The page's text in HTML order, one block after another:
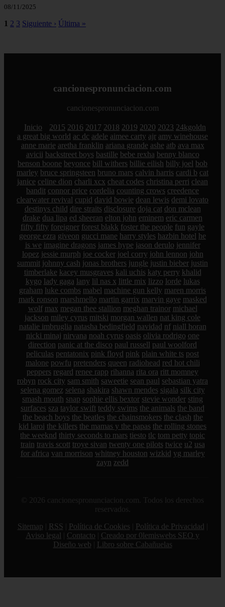
08/11/2025
1 2 3 Siguiente › Última »
cancionespronunciacion.com
cancionespronunciacion.com
Inicio 2015 2016 2017 2018 2019 2020 2023 24kgoldn
a great big world ac dc adele aimee carty ajr amy winehouse
anne marie aretha franklin ariana grande ashe atb ava max
avicii backstreet boys bastille bebe rexha benny blanco
benson boone beyonce bill withers billie eilish billy joel bob
marley bruce springsteen bruno mars calvin harris cardi b cat
janice celine dion charli xcx cheat codes christina perri clean
bandit connor price cordelia counting crows creedence
clearwater revival cupid david bowie dean lewis demi lovato
destinys child dire straits disclosure doja cat don mclean
drake dua lipa ed sheeran elton john eminem eric carmen
fifty fifty foreigner forest blakk foster the people fun gayle
george ezra giveon gucci mane harry styles hazbin hotel he
is we imagine dragons james hype jason derulo jennifer
lopez jessie murph joe cocker joel corry john lennon john
summit johnny cash jonas brothers jungle justin bieber justin
timberlake kacey musgraves kali uchis katy perry khalid
kygo lady gaga lany lil nas x little mix lizzo lorde lukas
graham luke combs mabel machine gun kelly maren morris
mark ronson marshmello martin garrix marvin gaye masked
wolf max megan thee stallion meghan trainor michael
jackson miley cyrus mitski morgan wallen nat king cole
natalie imbruglia natasha bedingfield navidad nf niall horan
nicki minaj nirvana noah cyrus oasis olivia rodrigo one
direction panic at the disco paul russell paul woolford
peliculas pentatonix pink floyd pink plain white ts post
malone powfu pretenders queen radiohead red hot chili
peppers regard renee rapp rihanna rita ora ritt momney
robyn rock city sam smith saweetie sean paul sebastian yatra
selena gomez selena shakira shawn mendes sigala silk city
smash mouth snap sophie ellis bextor stevie wonder sting
surfaces sza taylor swift teddy swims the animals the band
the beach boys the beatles the chainsmokers the clash the
kid laroi the killers the mamas y the papas the rolling stones
the weeknd thirty seconds to mars tiesto tlc tom petty topic
train travis scott troye sivan twenty one pilots twice u2 usa
for africa van morrison whitney houston wizkid yg marley
zayn zedd
© 2026 cancionespronunciacion.com. Todos los derechos
reservados.
Sitemap
RSS Política de Cookies Política de Privacidad
Aviso legal
Contacto
Creado por 0lemiswebs SEO y
Diseño web
Libro sobre Cabañuelas